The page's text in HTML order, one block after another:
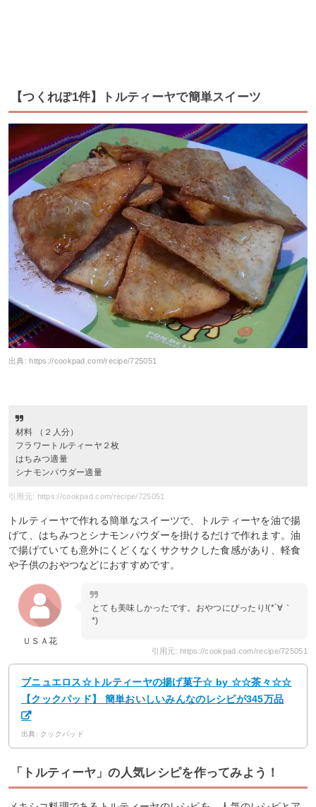
【つくれぽ1件】トルティーヤで簡単スイーツ
出典:https://cookpad.com/recipe/725051
材料 （２人分）
フラワートルティーヤ２枚
はちみつ適量
シナモンパウダー適量
引用元: https://cookpad.com/recipe/725051
トルティーヤで作れる簡単なスイーツで、トルティーヤを油で揚
げて、はちみつとシナモンパウダーを掛けるだけで作れます。油
で揚げていても意外にくどくなくサクサクした食感があり、軽食
や子供のおやつなどにおすすめです。
ＵＳＡ花
とても美味しかったです。おやつにぴったり!(*´∀｀
*)
引用元: https://cookpad.com/recipe/725051
ブニュエロス☆トルティーヤの揚げ菓子☆ by ☆☆茶々☆☆
【クックパッド】 簡単おいしいみんなのレシピが345万品
出典: クックパッド
「トルティーヤ」の人気レシピを作ってみよう！